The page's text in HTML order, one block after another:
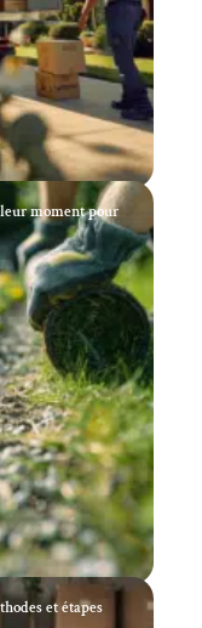
moment pour
et étapes